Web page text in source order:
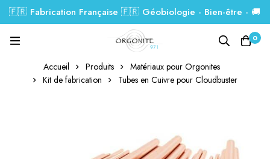
🇫🇷 Fabrication Française 🇫🇷 Géobiologie - Bien-être - 🚚
Livraison GRATUITE dés 99€.
0
Accueil Produits
Matériaux pour Orgonites
Kit de fabrication
Tubes en Cuivre pour Cloudbuster